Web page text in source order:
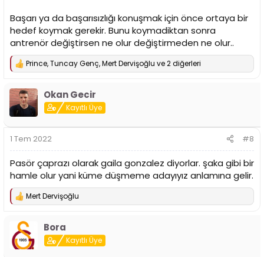
Başarı ya da başarısızlığı konuşmak için önce ortaya bir
hedef koymak gerekir. Bunu koymadiktan sonra
antrenör değiştirsen ne olur değiştirmeden ne olur..
T
k
i
Prince,Tuncay Genç,Mert Dervişoğlu ve 2 diğerleri
Okan Gecir
Kayıtlı Üye
1 Tem 2022 #8
Pasör çaprazı olarak gaila gonzalez diyorlar. şaka gibi bir
hamle olur yani küme düşmeme adayıyız anlamına gelir.
T
k
i
l
Mert Dervişoğlu
Bora
Kayıtlı Üye